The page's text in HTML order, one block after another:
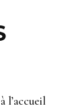
l’accueil